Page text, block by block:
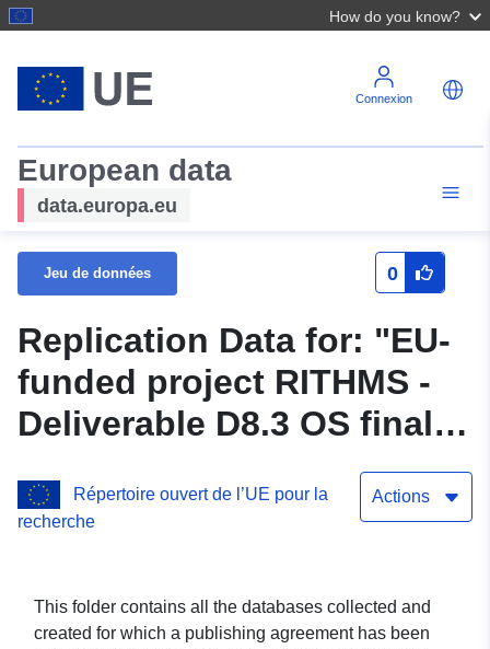
How do you know?
Connexion
European data
data.europa.eu
Jeu de données 0
Replication Data for: "EU-
funded project RITHMS -
Deliverable D8.3 OS final
Management and
Répertoire ouvert de l’UE pour la
recherche
Actions
This folder contains all the databases collected and
created for which a publishing agreement has been